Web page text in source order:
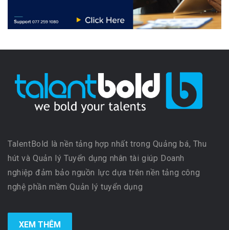
TalentBold là nền tảng hợp nhất trong Quảng bá, Thu
hút và Quản lý Tuyển dụng nhân tài giúp Doanh
nghiệp đảm bảo nguồn lực dựa trên nền tảng công
nghệ phần mềm Quản lý tuyển dụng
XEM THÊM